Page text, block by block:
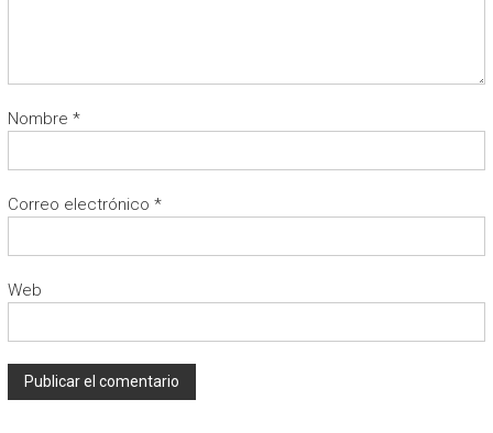
Nombre *
Correo electrónico *
Web